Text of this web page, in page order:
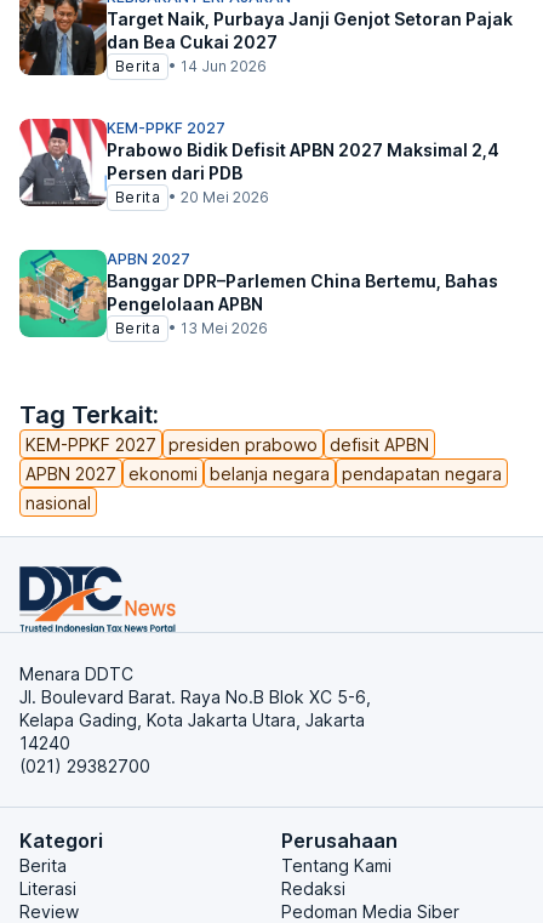
Tag Terkait:
KEM-PPKF 2027 presiden prabowo
defisit APBN
APBN 2027
ekonomi belanja negara
pendapatan negara
nasional
Target Naik, Purbaya Janji Genjot Setoran Pajak
dan Bea Cukai 2027
Berita • 14 Jun 2026
KEM-PPKF 2027
Prabowo Bidik Defisit APBN 2027 Maksimal 2,4
Persen dari PDB
Berita • 20 Mei 2026
APBN 2027
Banggar DPR–Parlemen China Bertemu, Bahas
Pengelolaan APBN
Berita • 13 Mei 2026
Menara DDTC
Jl. Boulevard Barat. Raya No.B Blok XC 5-6,
Kelapa Gading, Kota Jakarta Utara, Jakarta
14240
(021) 29382700
Kategori
Berita
Literasi
Review
Perusahaan
Tentang Kami
Redaksi
Pedoman Media Siber